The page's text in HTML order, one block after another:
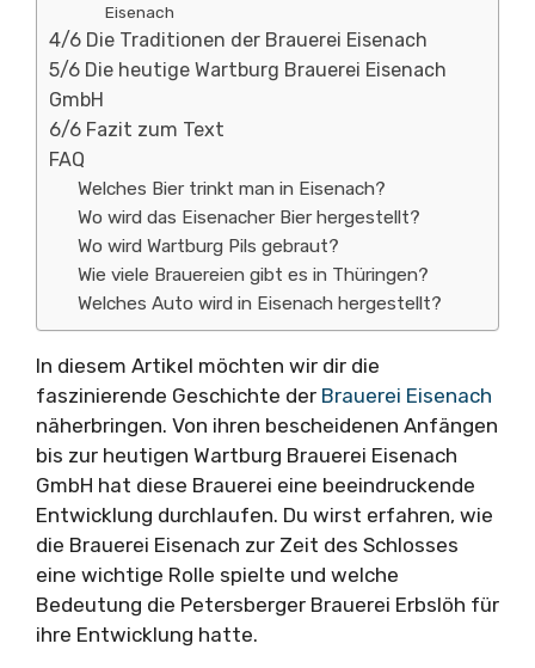
Eisenach
4/6 Die Traditionen der Brauerei Eisenach
5/6 Die heutige Wartburg Brauerei Eisenach
GmbH
6/6 Fazit zum Text
FAQ
Welches Bier trinkt man in Eisenach?
Wo wird das Eisenacher Bier hergestellt?
Wo wird Wartburg Pils gebraut?
Wie viele Brauereien gibt es in Thüringen?
Welches Auto wird in Eisenach hergestellt?
In diesem Artikel möchten wir dir die
faszinierende Geschichte der Brauerei Eisenach
näherbringen. Von ihren bescheidenen Anfängen
bis zur heutigen Wartburg Brauerei Eisenach
GmbH hat diese Brauerei eine beeindruckende
Entwicklung durchlaufen. Du wirst erfahren, wie
die Brauerei Eisenach zur Zeit des Schlosses
eine wichtige Rolle spielte und welche
Bedeutung die Petersberger Brauerei Erbslöh für
ihre Entwicklung hatte.